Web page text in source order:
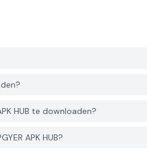
HUB te downloaden?
APK HUB?